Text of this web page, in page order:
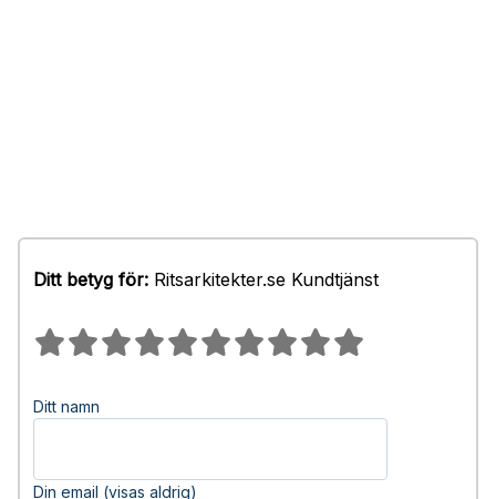
Ditt betyg för: Ritsarkitekter.se Kundtjänst
Ditt namn
Din email (visas aldrig)